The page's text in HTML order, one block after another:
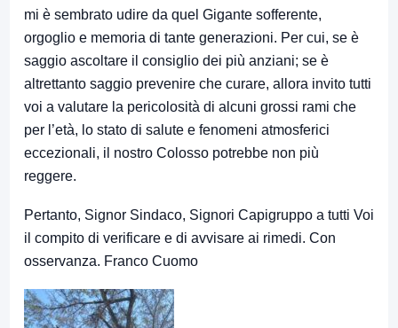
mi è sembrato udire da quel Gigante sofferente,
orgoglio e memoria di tante generazioni. Per cui, se è
saggio ascoltare il consiglio dei più anziani; se è
altrettanto saggio prevenire che curare, allora invito tutti
voi a valutare la pericolosità di alcuni grossi rami che
per l’età, lo stato di salute e fenomeni atmosferici
eccezionali, il nostro Colosso potrebbe non più
reggere.
Pertanto, Signor Sindaco, Signori Capigruppo a tutti Voi
il compito di verificare e di avvisare ai rimedi. Con
osservanza. Franco Cuomo